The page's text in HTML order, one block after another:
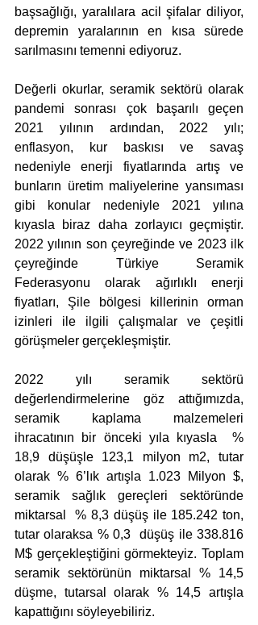
başsağlığı, yaralılara acil şifalar diliyor,
depremin yaralarının en kısa sürede
sarılmasını temenni ediyoruz.
Değerli okurlar, seramik sektörü olarak
pandemi sonrası çok başarılı geçen
2021 yılının ardından, 2022 yılı;
enflasyon, kur baskısı ve savaş
nedeniyle enerji fiyatlarında artış ve
bunların üretim maliyelerine yansıması
gibi konular nedeniyle 2021 yılına
kıyasla biraz daha zorlayıcı geçmiştir.
2022 yılının son çeyreğinde ve 2023 ilk
çeyreğinde Türkiye Seramik
Federasyonu olarak ağırlıklı enerji
fiyatları, Şile bölgesi killerinin orman
izinleri ile ilgili çalışmalar ve çeşitli
görüşmeler gerçekleşmiştir.
2022 yılı seramik sektörü
değerlendirmelerine göz attığımızda,
seramik kaplama malzemeleri
ihracatının bir önceki yıla kıyasla  %
18,9 düşüşle 123,1 milyon m2, tutar
olarak % 6’lık artışla 1.023 Milyon $,
seramik sağlık gereçleri sektöründe
miktarsal  % 8,3 düşüş ile 185.242 ton,
tutar olaraksa % 0,3  düşüş ile 338.816
M$ gerçekleştiğini görmekteyiz. Toplam
seramik sektörünün miktarsal % 14,5
düşme, tutarsal olarak % 14,5 artışla
kapattığını söyleyebiliriz.